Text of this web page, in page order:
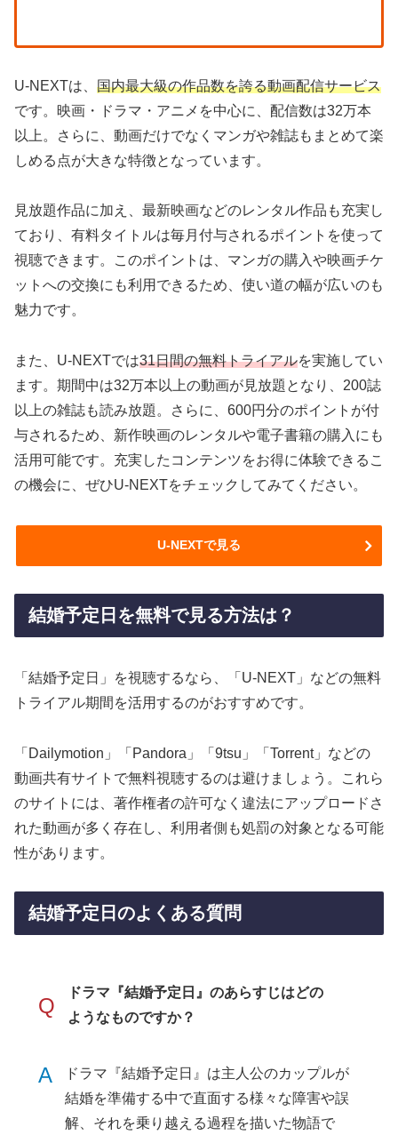
U-NEXTは、 国内最大級の作品数を誇る動画配信サービス
です。映画・ドラマ・アニメを中心に、配信数は32万本
以上。さらに、動画だけでなくマンガや雑誌もまとめて楽
しめる点が大きな特徴となっています。
見放題作品に加え、最新映画などのレンタル作品も充実し
ており、有料タイトルは毎月付与されるポイントを使って
視聴できます。このポイントは、マンガの購入や映画チケ
ットへの交換にも利用できるため、使い道の幅が広いのも
魅力です。
また、U-NEXTでは31日間の無料トライアルを実施してい
ます。期間中は32万本以上の動画が見放題となり、200誌
以上の雑誌も読み放題。さらに、600円分のポイントが付
与されるため、新作映画のレンタルや電子書籍の購入にも
活用可能です。充実したコンテンツをお得に体験できるこ
の機会に、ぜひU-NEXTをチェックしてみてください。
U-NEXTで見る
結婚予定日を無料で見る方法は？
「結婚予定日」を視聴するなら、「U-NEXT」などの無料
トライアル期間を活用するのがおすすめです。
「Dailymotion」「Pandora」「9tsu」「Torrent」などの
動画共有サイトで無料視聴するのは避けましょう。これら
のサイトには、著作権者の許可なく違法にアップロードさ
れた動画が多く存在し、利用者側も処罰の対象となる可能
性があります。
結婚予定日のよくある質問
Q
ドラマ『結婚予定日』のあらすじはどの
ようなものですか？
A
ドラマ『結婚予定日』は主人公のカップルが
結婚を準備する中で直面する様々な障害や誤
解、それを乗り越える過程を描いた物語で